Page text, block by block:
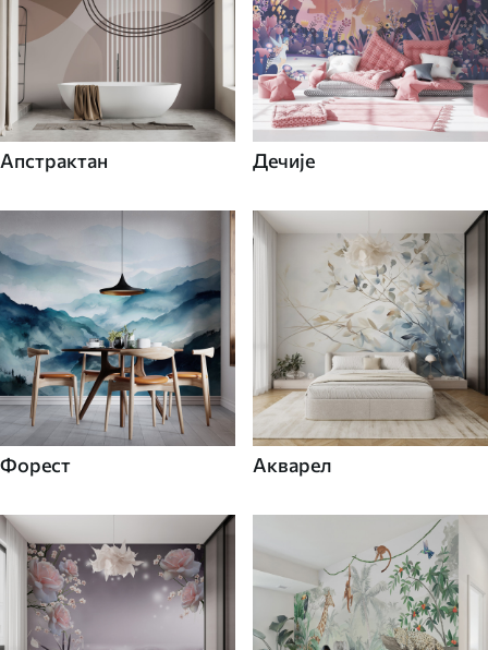
Апстрактан Дечије
Форест Акварел